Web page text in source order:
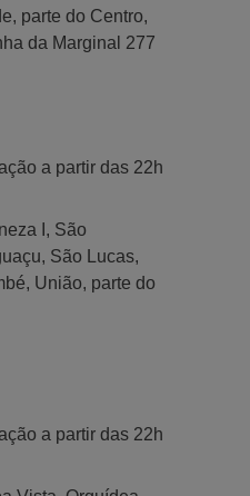
parte do Centro,
da Marginal 277
a partir das 22h
I, São
São Lucas,
União, parte do
a partir das 22h